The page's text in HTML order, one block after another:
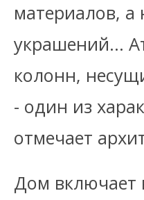
материалов,
украшений…
колонн,
- один из
отмечает
Дом включает